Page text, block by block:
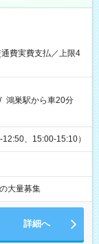
費実費支払／上限4
/ 鴻巣駅から車20分
、15:00-15:10）
大量募集
詳細へ